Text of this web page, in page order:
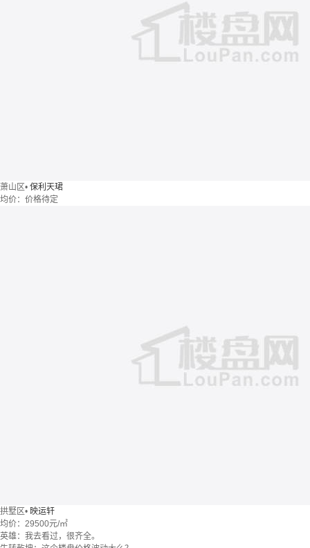
萧山区• 保利天珺
均价： 价格待定
拱墅区• 映运轩
均价： 29500元/㎡
英雄：我去看过，很齐全。